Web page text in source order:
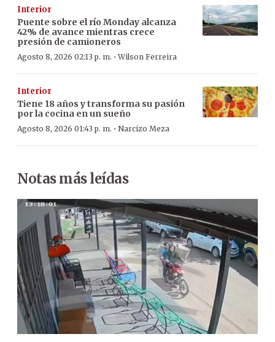
Interior
Puente sobre el río Monday alcanza
42% de avance mientras crece
presión de camioneros
Agosto 8, 2026 02:13 p. m. ·Wilson Ferreira
Interior
Tiene 18 años y transforma su pasión
por la cocina en un sueño
Agosto 8, 2026 01:43 p. m. · Narcizo Meza
Notas más leídas